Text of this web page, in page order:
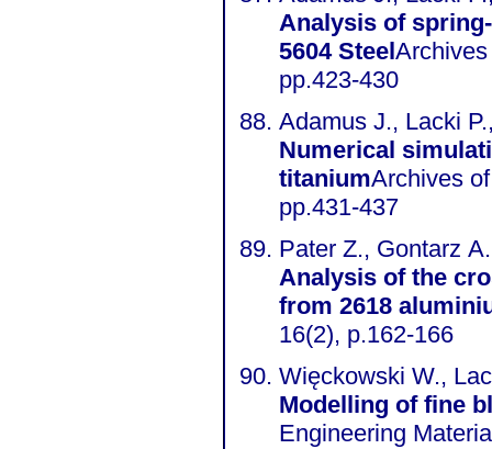
Analysis of
5604 Steel
pp.423-430
Adamus J., Lacki
Numerical
titaniumArchives
pp.431-437
Pater Z., Gontarz
Analysis of the
from 2618
16(2), p.162-166
Więckowski W.,
Modelling of fine
Engineering